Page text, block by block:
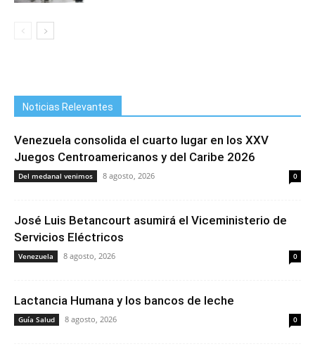
Noticias Relevantes
Venezuela consolida el cuarto lugar en los XXV
Juegos Centroamericanos y del Caribe 2026
Del medanal venimos 8 agosto, 2026 0
José Luis Betancourt asumirá el Viceministerio de
Servicios Eléctricos
Venezuela 8 agosto, 2026 0
Lactancia Humana y los bancos de leche
Guía Salud 8 agosto, 2026 0